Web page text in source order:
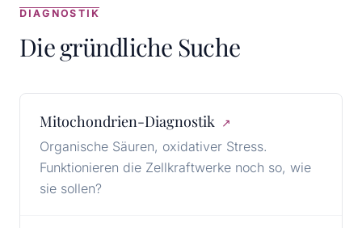
DIAGNOSTIK
Die gründliche Suche
Mitochondrien-Diagnostik ↗
Organische Säuren, oxidativer Stress.
Funktionieren die Zellkraftwerke noch so, wie
sie sollen?